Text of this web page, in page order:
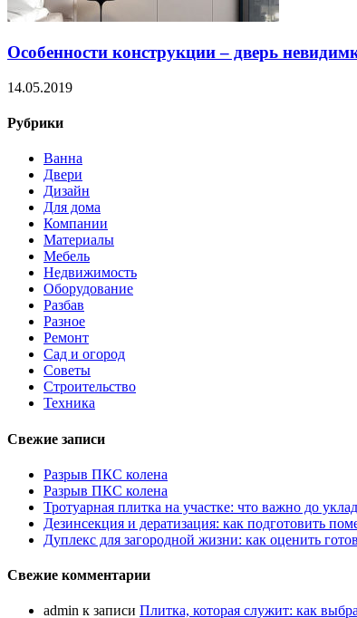
Особенности конструкции – дверь
14.05.2019
Рубрики
Ванна
Двери
Дизайн
Для дома
Компании
Материалы
Мебель
Недвижимость
Оборудование
Разбав
Разное
Ремонт
Сад и огород
Советы
Строительство
Техника
Свежие записи
Разрыв ПКС колена
Разрыв ПКС колена
Тротуарная плитка на участке: что важно до
Дезинсекция и дератизация: как подготовить
Дуплекс для загородной жизни: как оценить
Свежие комментарии
admin к записи Плитка, которая служит: как